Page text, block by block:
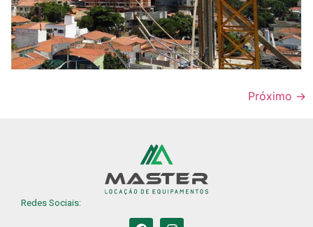
Próximo →
Redes Sociais: